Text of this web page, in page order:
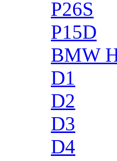
P26S
P15D
BMW
D1
D2
D3
D4